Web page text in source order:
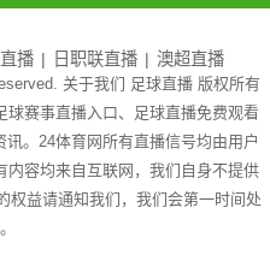
播 日职联直播 澳超直播
关于我们 足球直播版权所有
球赛事直播入口、足球直播免费观看
。24体育网所有直播信号均由用户
内容均来自互联网，我们自身不提供
权益请通知我们，我们会第一时间处